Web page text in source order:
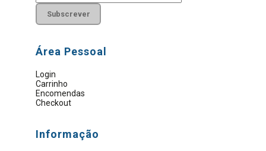
Subscrever
Área Pessoal
Login
Carrinho
Encomendas
Checkout
Informação